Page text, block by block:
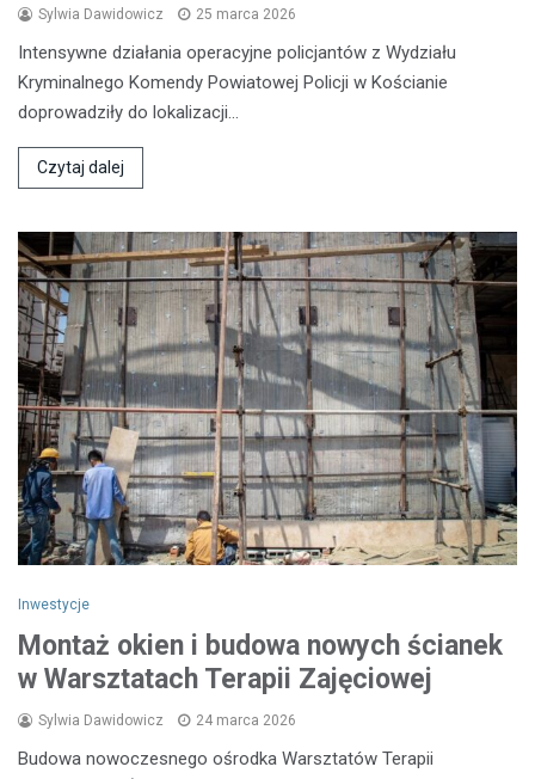
Sylwia Dawidowicz 25 marca 2026
Intensywne działania operacyjne policjantów z Wydziału
Kryminalnego Komendy Powiatowej Policji w Kościanie
doprowadziły do lokalizacji…
Czytaj dalej
Inwestycje
Montaż okien i budowa nowych ścianek
w Warsztatach Terapii Zajęciowej
Sylwia Dawidowicz 24 marca 2026
Budowa nowoczesnego ośrodka Warsztatów Terapii